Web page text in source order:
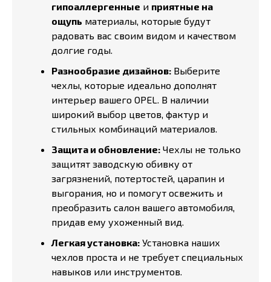
гипоаллергенные и приятные на
ощупь материалы, которые будут
радовать вас своим видом и качеством
долгие годы.
Разнообразие дизайнов: Выберите
чехлы, которые идеально дополнят
интерьер вашего OPEL. В наличии
широкий выбор цветов, фактур и
стильных комбинаций материалов.
Защита и обновление: Чехлы не только
защитят заводскую обивку от
загрязнений, потертостей, царапин и
выгорания, но и помогут освежить и
преобразить салон вашего автомобиля,
придав ему ухоженный вид.
Легкая установка: Установка наших
чехлов проста и не требует специальных
навыков или инструментов.